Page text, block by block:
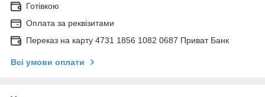
Готівкою
Оплата за реквізитами
Переказ на карту 4731 1856 1082 0687 Приват Банк
Всі умови оплати